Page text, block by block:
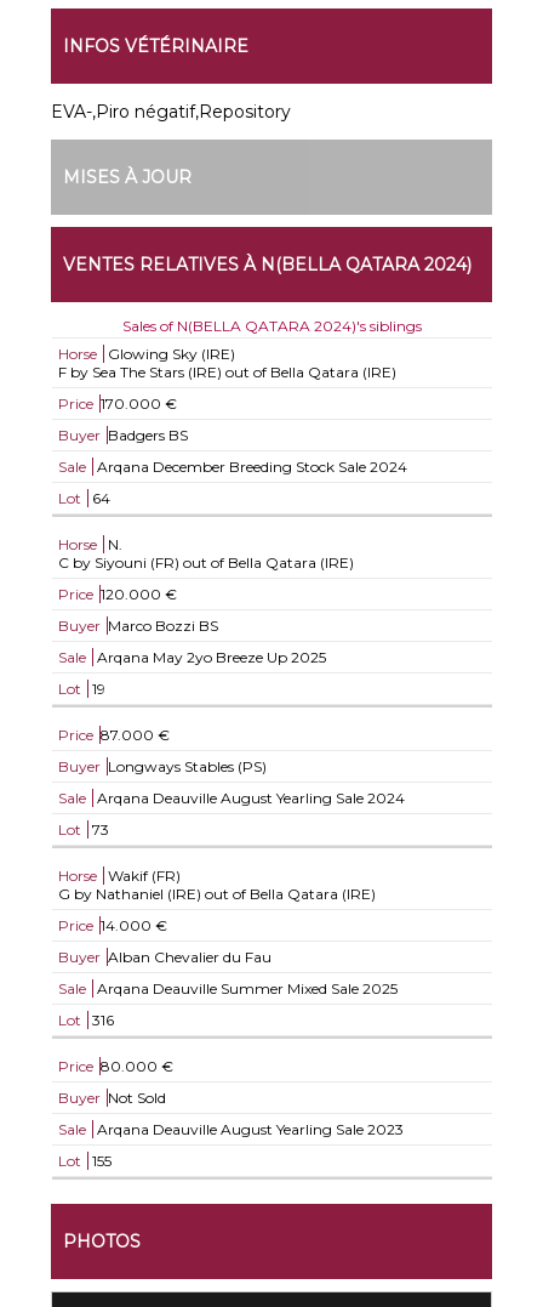
INFOS VÉTÉRINAIRE
EVA-,Piro négatif,Repository
MISES À JOUR
VENTES RELATIVES À N(BELLA QATARA 2024)
Sales of N(BELLA QATARA 2024)'s siblings
Horse
Glowing Sky (IRE)
F by Sea The Stars (IRE) out of Bella Qatara (IRE)
Price 170.000 €
Buyer Badgers BS
Sale
Arqana December Breeding Stock Sale 2024
Lot
64
Horse
N.
C by Siyouni (FR) out of Bella Qatara (IRE)
Price 120.000 €
Buyer Marco Bozzi BS
Sale
Arqana May 2yo Breeze Up 2025
Lot
19
Price 87.000 €
Buyer Longways Stables (PS)
Sale
Arqana Deauville August Yearling Sale 2024
Lot
73
Horse
Wakif (FR)
G by Nathaniel (IRE) out of Bella Qatara (IRE)
Price 14.000 €
Buyer Alban Chevalier du Fau
Sale
Arqana Deauville Summer Mixed Sale 2025
Lot
316
Price 80.000 €
Buyer Not Sold
Sale
Arqana Deauville August Yearling Sale 2023
Lot
155
PHOTOS